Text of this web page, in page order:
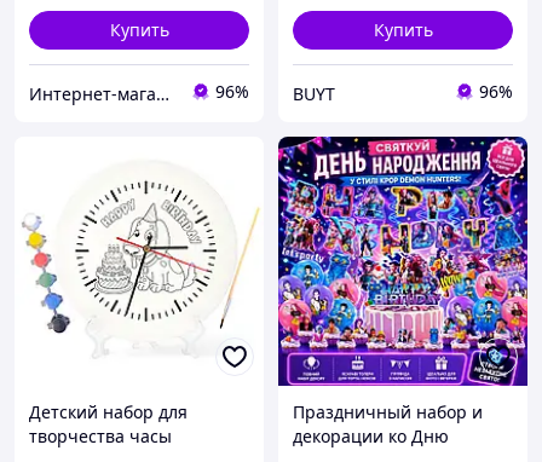
Купить
Интернет-магазин "Korni" 96%
Купить
BUYT 96%
Детский набор для
творчества часы
Праздничный набор и
декорации ко Дню